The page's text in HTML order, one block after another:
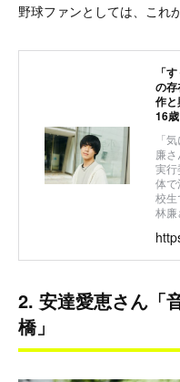
野球ファンとしては、これ
「
の
作と
16歳
「
廉
実行
体で
校生
林
2. 安達愛恵さん「
橋」